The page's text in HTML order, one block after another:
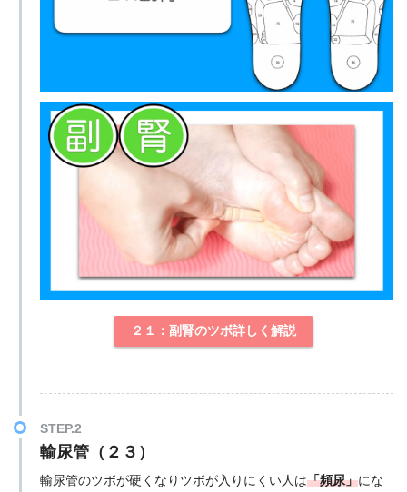
２１：副腎のツボ詳しく解説
STEP.2
輸尿管（２３）
輸尿管のツボが硬くなりツボが入りにくい人は「頻尿」にな